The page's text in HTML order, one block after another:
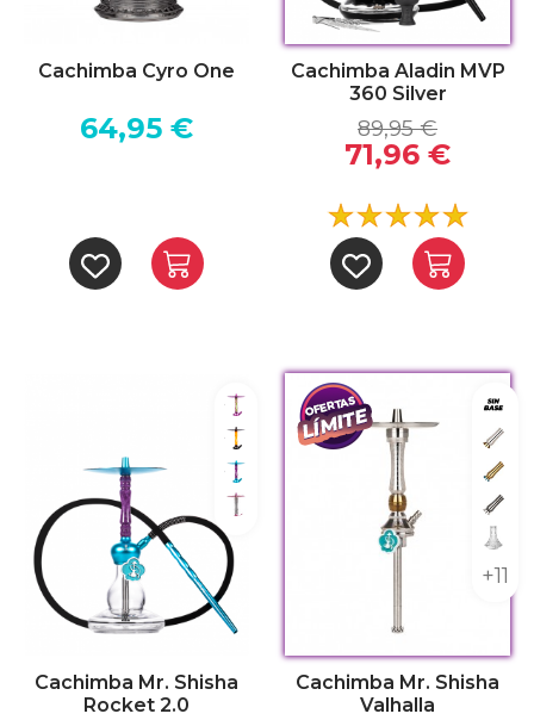
Cachimba Cyro One
64,95 €
Cachimba Aladin MVP
360 Silver
89,95 €
71,96 €
Joker
Batman
Frozen
Kylie
Cachimba Mr. Shisha
Rocket 2.0
Sin
Gold
+11
Cachimba Mr. Shisha
Valhalla